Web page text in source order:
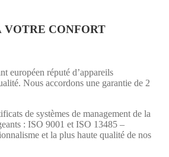
VOTRE CONFORT
européen réputé d’appareils
Nous accordons une garantie de 2
de systèmes de management de la
: ISO 9001 et ISO 13485 –
et la plus haute qualité de nos